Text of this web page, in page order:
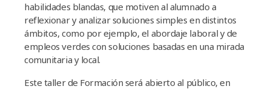
habilidades blandas, que motiven al alumnado a
reflexionar y analizar soluciones simples en distintos
ámbitos, como por ejemplo, el abordaje laboral y de
empleos verdes con soluciones basadas en una mirada
comunitaria y local.
Este taller de Formación será abierto al público, en